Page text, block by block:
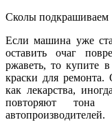
Сколы подкрашиваем
Если машина уже
оставить очаг
ржаветь, то купите
краски для
как лекарства,
повторяют тона
автопроизводителей.